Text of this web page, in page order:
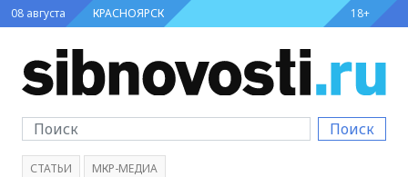
08 августа КРАСНОЯРСК 18+
Поиск
СТАТЬИ МКР-МЕДИА